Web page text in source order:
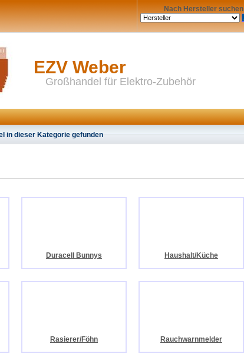
Nach Hersteller suchen
EZV Weber
Großhandel für Elektro-Zubehör
in dieser Kategorie gefunden
Duracell Bunnys Haushalt/Küche
Rasierer/Föhn Rauchwarnmelder